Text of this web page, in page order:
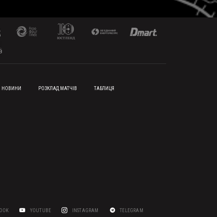
НОВИНИ РОЗКЛАД МАТЧІВ ТАБЛИЦЯ
YOUTUBE INSTAGRAM TELEGRAM